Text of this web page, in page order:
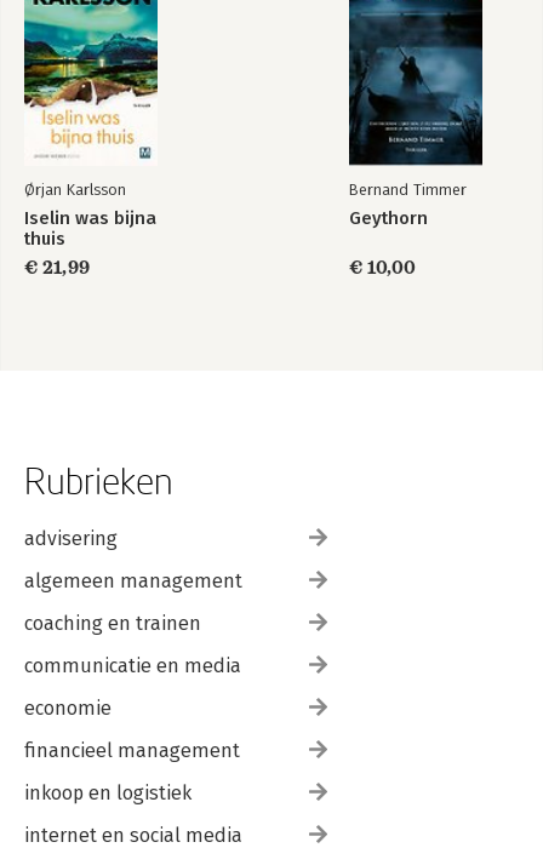
Ørjan Karlsson
Iselin was bijna
thuis
€ 21,99
Bernand Timmer
Geythorn
€ 10,00
Rubrieken
advisering
algemeen management
coaching en trainen
communicatie en media
economie
financieel management
inkoop en logistiek
internet en social media